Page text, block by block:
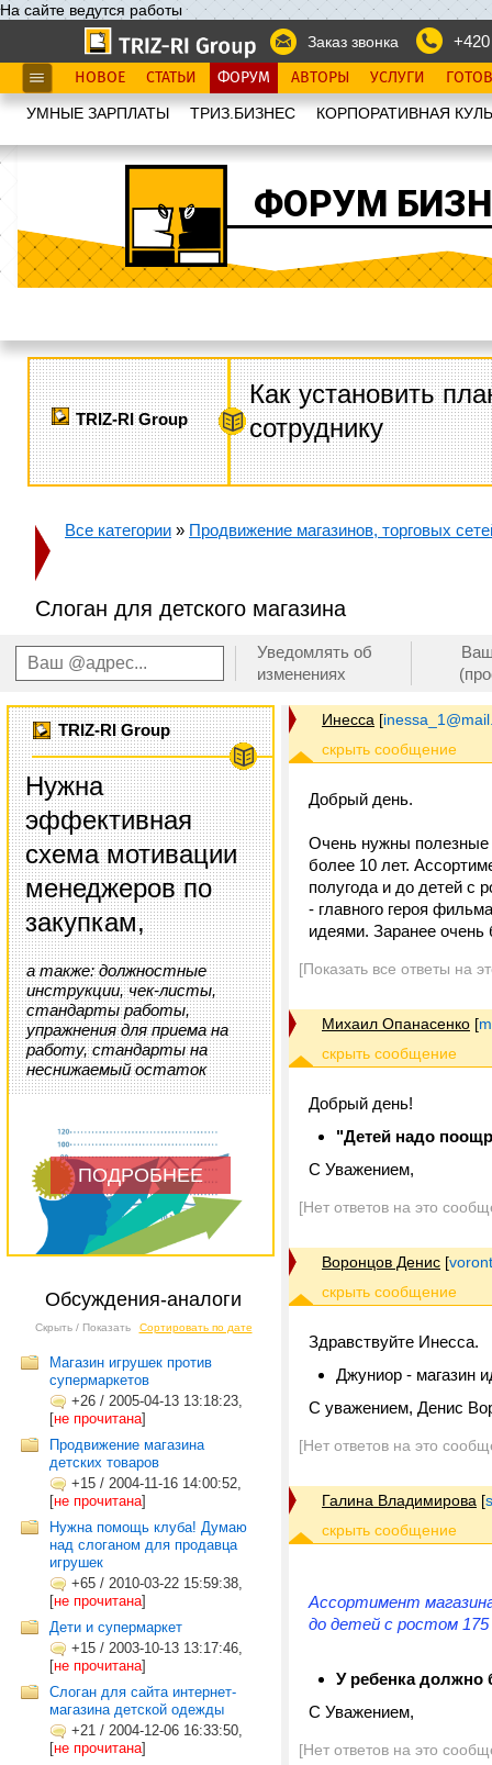
На сайте ведутся работы
Заказ звонка
НОВОЕ СТАТЬИ ФОРУМ АВТОРЫ УСЛУГИ
УМНЫЕ ЗАРПЛАТЫ ТРИЗ.БИЗНЕС КОРПОРАТИВНАЯ
ФОРУМ
TRIZ-RI Group
Как установить
сотруднику
Все категории » Продвижение магазинов, торговых
Слоган для детского магазина
Уведомлять об
изменениях
TRIZ-RI Group
Нужна
эффективная
схема мотивации
менеджеров по
закупкам,
а также: должностные
инструкции, чек-листы,
стандарты работы,
упражнения для приема на
работу, стандарты на
неснижаемый остаток
ПОДРОБНЕЕ
Обсуждения-аналоги
Скрыть / Показать Сортировать по дате
Магазин игрушек против
супермаркетов
+26 / 2005-04-13 13:18:23,
[не прочитана]
Продвижение магазина
детских товаров
+15 / 2004-11-16 14:00:52,
[не прочитана]
Нужна помощь клуба! Думаю
над слоганом для продавца
игрушек
+65 / 2010-03-22 15:59:38,
[не прочитана]
Дети и супермаркет
+15 / 2003-10-13 13:17:46,
[не прочитана]
Слоган для сайта интернет-
магазина детской одежды
+21 / 2004-12-06 16:33:50,
[не прочитана]
Инесса [
Добрый день.
Очень нужны полезные
более 10 лет.
полугода и до детей с
- главного героя
идеями. Заранее очень
[Показать все ответы на
Михаил Опанасенко [
Добрый день!
"Детей надо
С Уважением,
[Нет ответов на это
Воронцов Денис [
Здравствуйте Инесса.
Джуниор - магазин
С уважением, Денис
[Нет ответов на это
Галина Владимирова [
Ассортимент
до детей с ростом
У ребенка должно
С Уважением,
[Нет ответов на это